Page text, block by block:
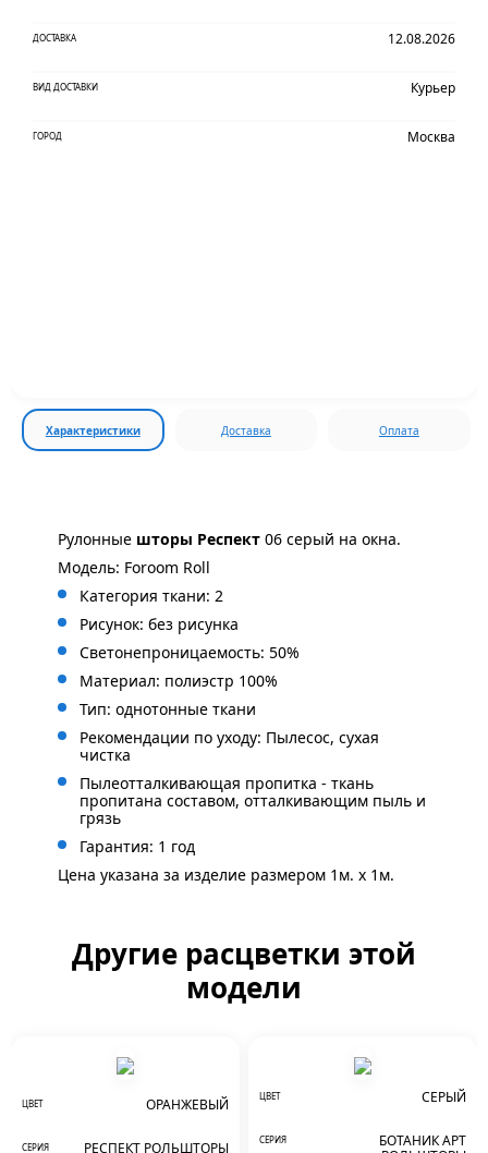
ДОСТАВКА 12.08.2026
ВИД ДОСТАВКИ Курьер
ГОРОД Москва
Характеристики Доставка Оплата
Рулонные шторы Респект 06 серый на окна.
Модель: Foroom Roll
Категория ткани: 2
Рисунок: без рисунка
Светонепроницаемость: 50%
Материал: полиэстр 100%
Тип: однотонные ткани
Рекомендации по уходу: Пылесос, сухая
чистка
Пылеотталкивающая пропитка - ткань
пропитана составом, отталкивающим пыль и
грязь
Гарантия: 1 год
Цена указана за изделие размером 1м. x 1м.
Другие расцветки этой
модели
ЦВЕТ ОРАНЖЕВЫЙ
СЕРИЯ РЕСПЕКТ РОЛЬШТОРЫ
ЦВЕТ СЕРЫЙ
СЕРИЯ
БОТАНИК АРТ